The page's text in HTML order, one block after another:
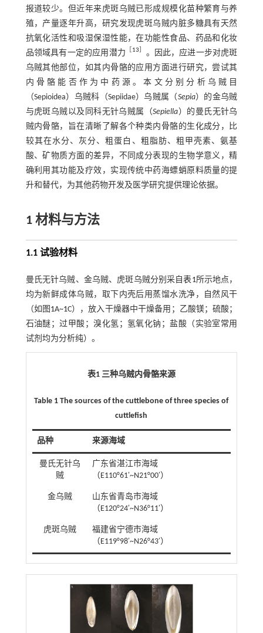
报道较少。但近年来虎斑乌贼已形成规模化苗种繁育与养
殖，产量逐年升高，研究发现虎斑乌贼内脏多糖具有天然
抗氧化活性和吸湿保湿性能，在功能性食品、药品和化妆
品领域具有一定的应用潜力 ［13］ 。因此，应进一步对虎斑
乌贼其他部位，如其内骨骼的应用方面进行研究，尝试其
内骨骼能否作为中药源。本文分别分析乌贼目
（Sepioidea）乌贼科（Sepiidae）乌贼属（Sepia）的金乌贼
与虎斑乌贼以及同科无针乌贼属（Sepiella）的曼氏无针乌
贼内骨骼，旨在清晰了解各个种类内骨骼的生化成分，比
较其在水分、灰分、粗蛋白、粗脂肪、粗甲壳素、氨基
酸、矿物质方面的差异，不同成分表现的生物学意义，精
确利用其功能及疗效，实现传统中药海螵蛸原料质量的提
升和替代，为其他药物开发及医学研究提供理论依据。
1 材料与方法
1.1 试验材料
曼氏无针乌贼、金乌贼、虎斑乌贼分别采自表1所示地点，
均为新鲜成体乌贼，取下内壳后用蒸馏水洗净，自然风干
（如图 1A~1C），放入干燥器中干燥备用；乙酸镁；硫酸；
石油醚；过甲酸；溴化氢；氢氧化钠；盐酸（实验室常用
试剂均为分析纯）。
表1 三种乌贼内骨骼来源
Table 1 The sources of the cuttlebone of three species of
cuttlefish
品种 来源海域
曼氏无针乌
贼
广东省湛江市海域
（E110°61′~N21°00′）
金乌贼
山东省青岛市海域
（E120°24′~N36°11′）
虎斑乌贼
福建省宁德市海域
（E119°98′~N26°43′）